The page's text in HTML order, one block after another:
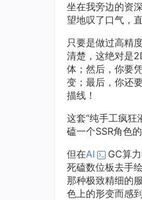
坐在我旁边的资
望地叹了口气，
只要是做过高精
清楚，这绝对是
体；然后，你要
变；最后，你还
描线！
这套“纯手工疯
磕一个SSR角色
但在AI
GC算
死磕数位板去手
那种极致精细的
色上的形变而感